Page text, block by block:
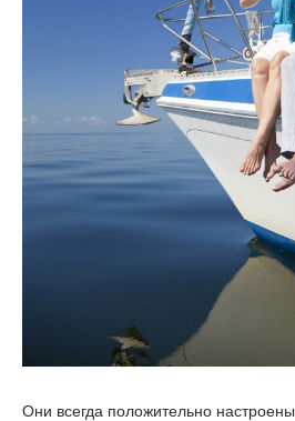
Они всегда положительно настроены